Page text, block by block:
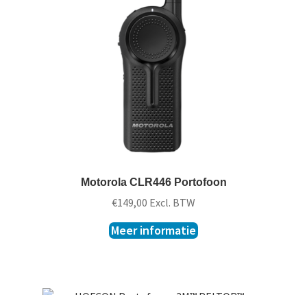
Motorola CLR446 Portofoon
€149,00 Excl. BTW
Meer informatie